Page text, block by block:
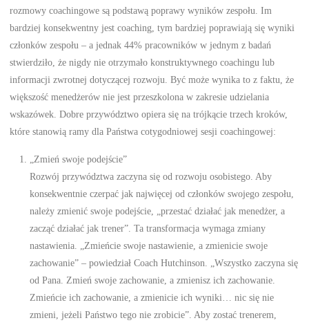
rozmowy coachingowe są podstawą poprawy wyników zespołu. Im
bardziej konsekwentny jest coaching, tym bardziej poprawiają się wyniki
członków zespołu – a jednak 44% pracowników w jednym z badań
stwierdziło, że nigdy nie otrzymało konstruktywnego coachingu lub
informacji zwrotnej dotyczącej rozwoju. Być może wynika to z faktu, że
większość menedżerów nie jest przeszkolona w zakresie udzielania
wskazówek. Dobre przywództwo opiera się na trójkącie trzech kroków,
które stanowią ramy dla Państwa cotygodniowej sesji coachingowej:
„Zmień swoje podejście”
Rozwój przywództwa zaczyna się od rozwoju osobistego. Aby
konsekwentnie czerpać jak najwięcej od członków swojego zespołu,
należy zmienić swoje podejście, „przestać działać jak menedżer, a
zacząć działać jak trener”. Ta transformacja wymaga zmiany
nastawienia. „Zmieńcie swoje nastawienie, a zmienicie swoje
zachowanie” – powiedział Coach Hutchinson. „Wszystko zaczyna się
od Pana. Zmień swoje zachowanie, a zmienisz ich zachowanie.
Zmieńcie ich zachowanie, a zmienicie ich wyniki… nic się nie
zmieni, jeżeli Państwo tego nie zrobicie”. Aby zostać trenerem,